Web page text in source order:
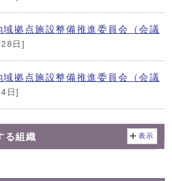
拠点施設整備推進委員会（会議
日]
拠点施設整備推進委員会（会議
日]
る組織 表示